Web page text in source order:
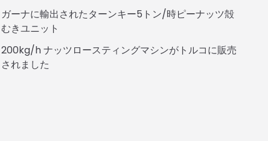
ガーナに輸出されたターンキー5トン/時ピーナッツ殻
むきユニット
200kg/h ナッツロースティングマシンがトルコに販売
されました
Urdu
Italian